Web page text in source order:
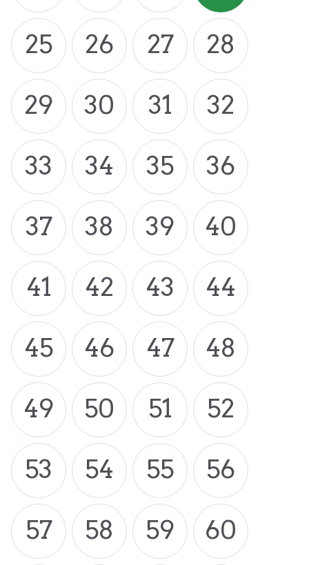
25
26 27
28
29
30 31
32
33
34 35
36
37
38 39
40
41
42 43
44
45
46 47
48
49
50 51
52
53
54 55
56
57
58 59 60